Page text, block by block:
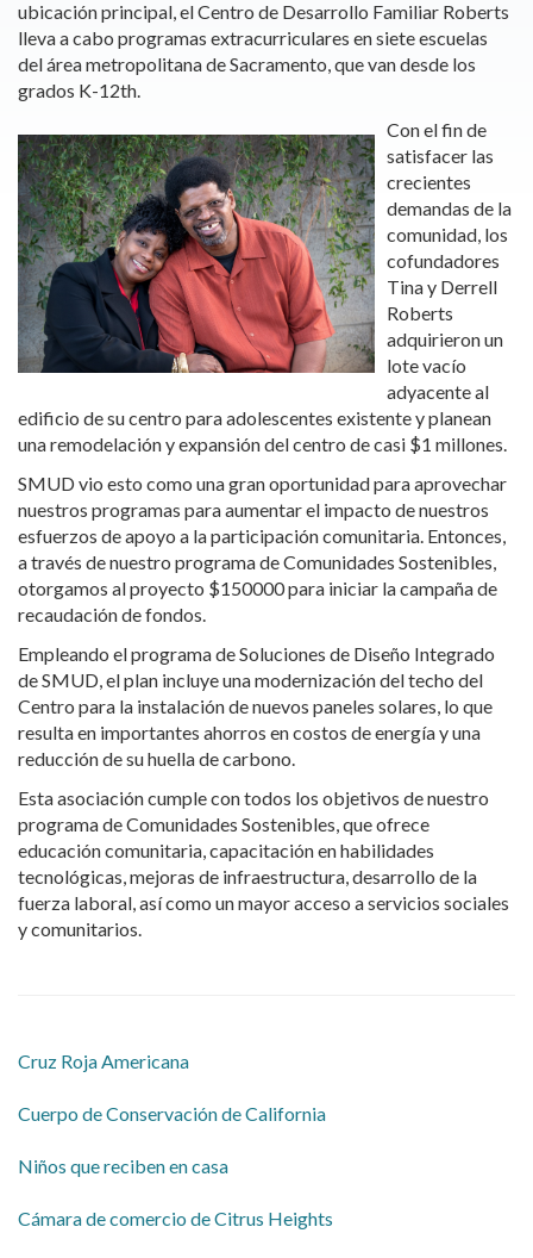
ubicación principal, el Centro de Desarrollo Familiar Roberts
lleva a cabo programas extracurriculares en siete escuelas
del área metropolitana de Sacramento, que van desde los
grados K-12th.
Con el fin de
satisfacer las
crecientes
demandas de la
comunidad, los
cofundadores
Tina y Derrell
Roberts
adquirieron un
lote vacío
adyacente al
edificio de su centro para adolescentes existente y planean
una remodelación y expansión del centro de casi $1 millones.
SMUD vio esto como una gran oportunidad para aprovechar
nuestros programas para aumentar el impacto de nuestros
esfuerzos de apoyo a la participación comunitaria. Entonces,
a través de nuestro programade Comunidades Sostenibles,
otorgamos al proyecto $150000 para iniciar la campaña de
recaudación de fondos.
Empleando el programa de Soluciones de Diseño Integrado
de SMUD, el plan incluye una modernización del techo del
Centro para la instalación de nuevos paneles solares, lo que
resulta en importantes ahorros en costos de energía y una
reducción de su huella de carbono.
Esta asociación cumple con todos los objetivos de nuestro
programade Comunidades Sostenibles, que ofrece
educación comunitaria, capacitación en habilidades
tecnológicas, mejoras de infraestructura, desarrollo de la
fuerza laboral, así como un mayor acceso a servicios sociales
y comunitarios.
Cruz Roja Americana
Cuerpo de Conservación de California
Niños que reciben en casa
Cámara de comercio de Citrus Heights